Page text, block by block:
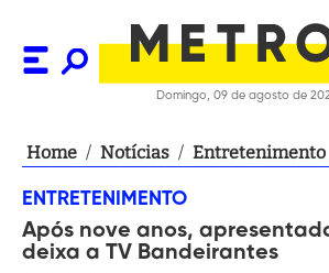
Domingo, 09 de agosto de
Home / Notícias / Entretenimento
ENTRETENIMENTO
Após nove anos,
deixa a TV Bandeirantes